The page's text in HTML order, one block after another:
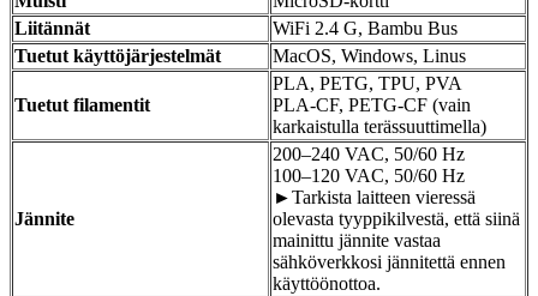
Liitännät
WiFi 2.4 G, Bambu Bus
Tuetut käyttöjärjestelmät
MacOS, Windows, Linus
Tuetut filamentit
PLA, PETG, TPU, PVA
PLA-CF, PETG-CF (vain
karkaistulla terässuuttimella)
Jännite
200–240 VAC, 50/60 Hz
100–120 VAC, 50/60 Hz
►Tarkista laitteen vieressä
olevasta tyyppikilvestä, että siinä
mainittu jännite vastaa
sähköverkkosi jännitettä ennen
käyttöönottoa.